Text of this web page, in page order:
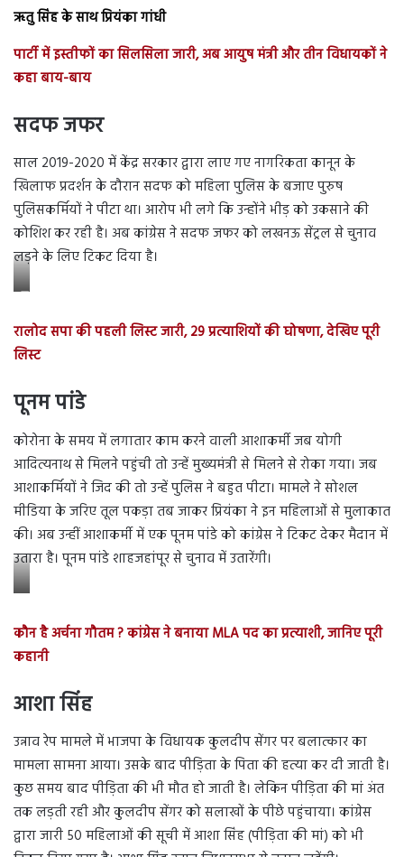
ऋतु सिंह के साथ प्रियंका गांधी
पार्टी में इस्तीफों का सिलसिला जारी, अब आयुष मंत्री और तीन विधायकों ने
कहा बाय-बाय
सदफ जफर
साल 2019-2020 में केंद्र सरकार द्वारा लाए गए नागरिकता कानून के
खिलाफ प्रदर्शन के दौरान सदफ को महिला पुलिस के बजाए पुरुष
पुलिसकर्मियों ने पीटा था। आरोप भी लगे कि उन्होंने भीड़ को उकसाने की
कोशिश कर रही है। अब कांग्रेस ने सदफ जफर को लखनऊ सेंट्रल से चुनाव
लड़ने के लिए टिकट दिया है।
स
फ
र
के
सा
थ
प्रि
यं
का
गां
रालोद सपा की पहली लिस्ट जारी, 29 प्रत्याशियों की घोषणा, देखिए पूरी
लिस्ट
पूनम पांडे
कोरोना के समय में लगातार काम करने वाली आशाकर्मी जब योगी
आदित्यनाथ से मिलने पहुंची तो उन्हें मुख्यमंत्री से मिलने से रोका गया। जब
आशाकर्मियों ने जिद की तो उन्हें पुलिस ने बहुत पीटा। मामले ने सोशल
मीडिया के जरिए तूल पकड़ा तब जाकर प्रियंका ने इन महिलाओं से मुलाकात
की। अब उन्हीं आशाकर्मी में एक पूनम पांडे को कांग्रेस ने टिकट देकर मैदान में
उतारा है। पूनम पांडे शाहजहांपूर से चुनाव में उतारेंगी।
पू
डे
के
सा
थ
प्रि
यं
कौन है अर्चना गौतम ? कांग्रेस ने बनाया MLA पद का प्रत्याशी, जानिए पूरी
कहानी
आशा सिंह
उन्नाव रेप मामले में भाजपा के विधायक कुलदीप सेंगर पर बलात्कार का
मामला सामना आया। उसके बाद पीड़िता के पिता की हत्या कर दी जाती है।
कुछ समय बाद पीड़िता की भी मौत हो जाती है। लेकिन पीड़िता की मां अंत
तक लड़ती रही और कुलदीप सेंगर को सलाखों के पीछे पहुंचाया। कांग्रेस
द्वारा जारी 50 महिलाओं की सूची में आशा सिंह (पीड़िता की मां) को भी